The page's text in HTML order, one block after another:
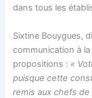
dans tous les
Sixtine Bouygues,
communication à
propositions : «
puisque cette
remis aux chefs